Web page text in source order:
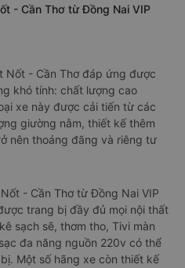
- Cần Thơ từ Đồng Nai VIP
Nốt - Cần Thơ đáp ứng được
khó tính: chất lượng cao
xe này được cải tiến từ các
giường nằm, thiết kế thêm
nên thoáng đãng và riêng tư
- Cần Thơ từ Đồng Nai VIP
trang bị đầy đủ mọi nội thất
sạch sẽ, thơm tho, Tivi màn
đa năng nguồn 220v có thể
Một số hãng xe còn thiết kế